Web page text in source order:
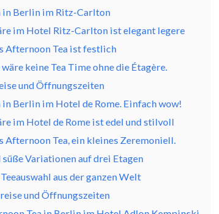
in Berlin im Ritz-Carlton
im Hotel Ritz-Carlton ist elegant legere
Afternoon Tea ist festlich
keine Tea Time ohne die Étagère.
und Öffnungszeiten
Berlin im Hotel de Rome. Einfach wow!
im Hotel de Rome ist edel und stilvoll
Afternoon Tea, ein kleines Zeremoniell.
Variationen auf drei Etagen
aus der ganzen Welt
und Öffnungszeiten